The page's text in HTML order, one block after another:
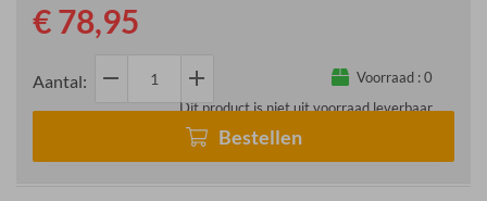
€ 78,95
Voorraad :0
Dit product is niet uit voorraad leverbaar
Aantal: remove add
Bestellen